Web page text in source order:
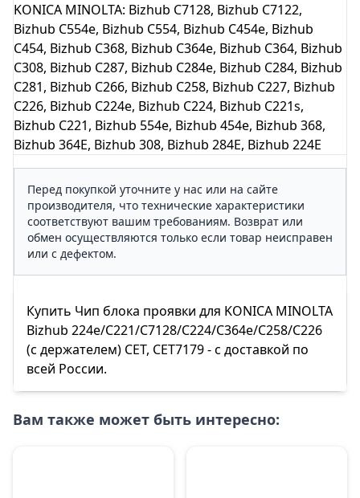
KONICA MINOLTA: Bizhub C7128, Bizhub C7122,
Bizhub C554e, Bizhub C554, Bizhub C454e, Bizhub
C454, Bizhub C368, Bizhub C364e, Bizhub C364, Bizhub
C308, Bizhub C287, Bizhub C284e, Bizhub C284, Bizhub
C281, Bizhub C266, Bizhub C258, Bizhub C227, Bizhub
C226, Bizhub C224e, Bizhub C224, Bizhub C221s,
Bizhub C221, Bizhub 554e, Bizhub 454e, Bizhub 368,
Bizhub 364E, Bizhub 308, Bizhub 284E, Bizhub 224E
Перед покупкой уточните у нас или на сайте
производителя, что технические характеристики
соответствуют вашим требованиям. Возврат или
обмен осуществляются только если товар неисправен
или с дефектом.
Купить Чип блока проявки для KONICA MINOLTA
Bizhub 224e/C221/C7128/C224/C364e/C258/C226
(с держателем) CET, CET7179 - с доставкой по
всей России.
Вам также может быть интересно: